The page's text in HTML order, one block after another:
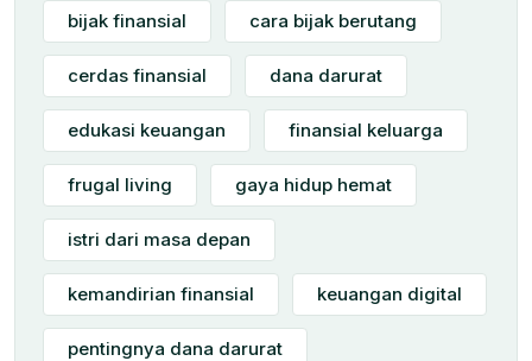
bijak finansial cara bijak berutang
cerdas finansial dana darurat
edukasi keuangan finansial keluarga
frugal living gaya hidup hemat
istri dari masa depan
kemandirian finansial keuangan digital
pentingnya dana darurat